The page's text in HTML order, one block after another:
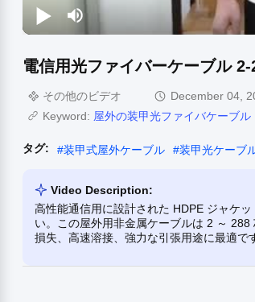
電信用光ファイバーケーブル
その他のビデオ
December 04,
Keyword: 屋外の装甲光ファイバケーブル
タグ: #装甲式屋外ケーブル #装甲光ケーブ
Video Description:
高性能通信用に設計された HDPE ジャケ
い。この屋外用非金属ケーブルは 2 ～
損失、高速溶接、強力な引張用途に最適で